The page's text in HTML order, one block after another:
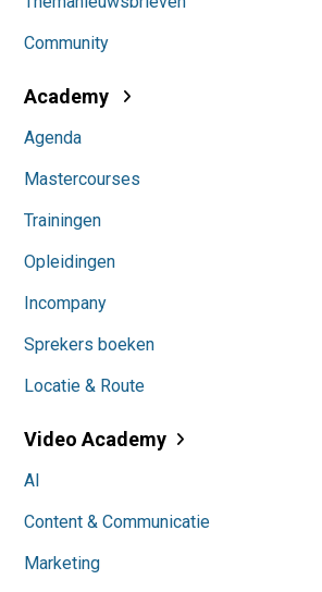
Community
Academy
Agenda
Mastercourses
Trainingen
Opleidingen
Incompany
Sprekers boeken
Locatie & Route
Video Academy
AI
Content & Communicatie
Marketing